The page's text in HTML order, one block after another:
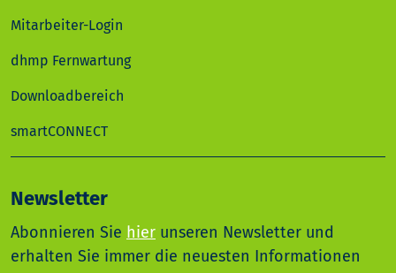
Mitarbeiter-Login
dhmp Fernwartung
Downloadbereich
smartCONNECT
Newsletter
Abonnieren Sie hier unseren Newsletter und
erhalten Sie immer die neuesten Informationen